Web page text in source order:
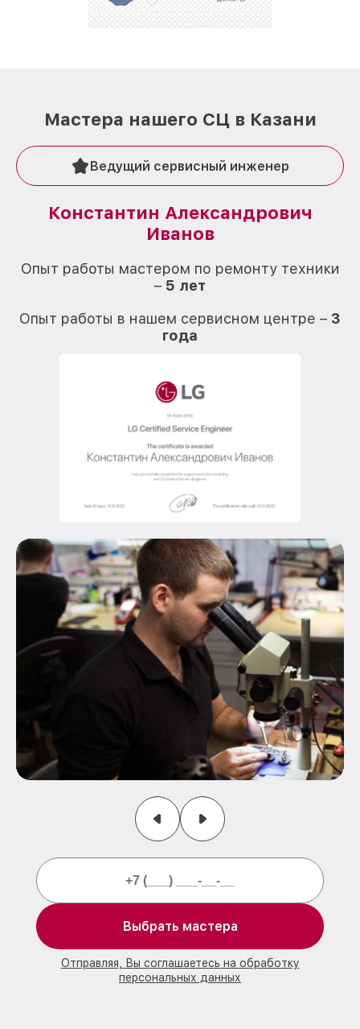
Мастера нашего СЦ в Казани
Ведущий сервисный инженер
Константин Александрович
Иванов
Опыт работы мастером по ремонту техники
– 5 лет
Опыт работы в нашем сервисном центре – 3
года
Выбрать мастера
Отправляя, Вы соглашаетесь на обработку
персональных данных